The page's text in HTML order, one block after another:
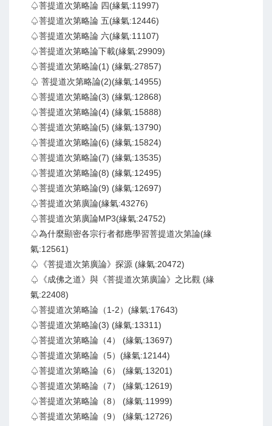
♤菩提道次第略論 四(緣氣:11997)
♤菩提道次第略論 五(緣氣:12446)
♤菩提道次第略論 六(緣氣:11107)
♤菩提道次第略論下載(緣氣:29909)
♤菩提道次第略論(1) (緣氣:27857)
♤ 菩提道次第略論(2)(緣氣:14955)
♤菩提道次第略論(3) (緣氣:12868)
♤菩提道次第略論(4) (緣氣:15888)
♤菩提道次第略論(5) (緣氣:13790)
♤菩提道次第略論(6) (緣氣:15824)
♤菩提道次第略論(7) (緣氣:13535)
♤菩提道次第略論(8) (緣氣:12495)
♤菩提道次第略論(9) (緣氣:12697)
♤菩提道次第廣論(緣氣:43276)
♤菩提道次第廣論MP3(緣氣:24752)
♤為什麼顯密各宗行者都應學習菩提道次第論(緣
氣:12561)
♤《菩提道次第廣論》探源 (緣氣:20472)
♤《成佛之道》與《菩提道次第廣論》之比觀 (緣
氣:22408)
♤菩提道次第略論（1-2）(緣氣:17643)
♤菩提道次第略論(3) (緣氣:13311)
♤菩提道次第略論（4） (緣氣:13697)
♤菩提道次第略論（5）(緣氣:12144)
♤菩提道次第略論（6） (緣氣:13201)
♤菩提道次第略論（7） (緣氣:12619)
♤菩提道次第略論（8） (緣氣:11999)
♤菩提道次第略論（9） (緣氣:12726)